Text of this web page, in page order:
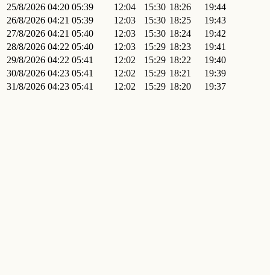
25/8/2026 04:20 05:39 12:04 15:30 18:26
19:44
26/8/2026 04:21 05:39 12:03 15:30 18:25
19:43
27/8/2026 04:21 05:40 12:03 15:30 18:24
19:42
28/8/2026 04:22 05:40 12:03 15:29 18:23
19:41
29/8/2026 04:22 05:41 12:02 15:29 18:22
19:40
30/8/2026 04:23 05:41 12:02 15:29 18:21
19:39
31/8/2026 04:23 05:41 12:02 15:29 18:20 19:37